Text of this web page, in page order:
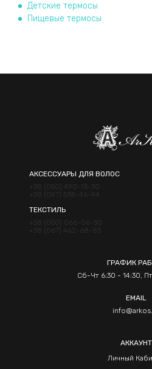
Детские термосы
Пищевые термосы
АКСЕССУАРЫ ДЛЯ ВОЛОС
+38 (050) 490-13-30
+38 (097) 538-46-94
ТЕКСТИЛЬ
+38 (050) 066-06-30
+38 (067) 462-68-83
ГРАФИК
Сб-Чт 6:30 - 14:30,
EMAIL
АККАУНТ
Личный